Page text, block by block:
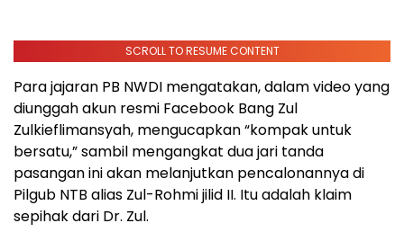
SCROLL TO RESUME CONTENT
Para jajaran PB NWDI mengatakan, dalam video yang
diunggah akun resmi Facebook Bang Zul
Zulkieflimansyah, mengucapkan “kompak untuk
bersatu,” sambil mengangkat dua jari tanda
pasangan ini akan melanjutkan pencalonannya di
Pilgub NTB alias Zul-Rohmi jilid II. Itu adalah klaim
sepihak dari Dr. Zul.